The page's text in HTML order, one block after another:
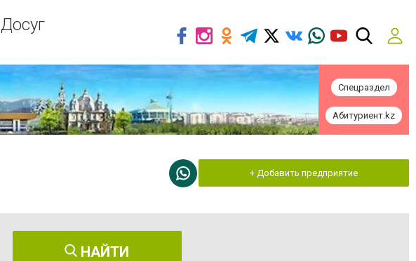
Досуг
Спецраздел
Абитуриент.kz
+ Добавить предприятие
НАЙТИ